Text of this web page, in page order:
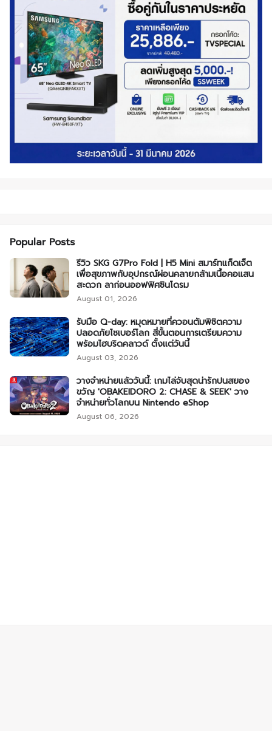
Popular Posts
รีวิว SKG G7Pro Fold | H5 Mini สมาร์ทแก็ดเจ็ต
เพื่อสุขภาพกับอุปกรณ์ผ่อนคลายกล้ามเนื้อคอแสน
สะดวก ลาก่อนออฟฟิศซินโดรม
August 01, 2026
รับมือ Q-day: หมุดหมายที่ควอนตัมพิชิตความ
ปลอดภัยไซเบอร์โลก สี่ขั้นตอนการเตรียมความ
พร้อมไฮบริดคลาวด์ ตั้งแต่วันนี้
August 03, 2026
วางจำหน่ายแล้ววันนี้: เกมไล่จับสุดน่ารักปนสยอง
ขวัญ 'OBAKEIDORO 2: CHASE & SEEK' วาง
จำหน่ายทั่วโลกบน Nintendo eShop
August 06, 2026